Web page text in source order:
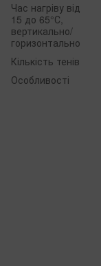
Час нагріву від
15 до 65°С,
вертикально/
горизонтально
Кількість тенів
Особливості